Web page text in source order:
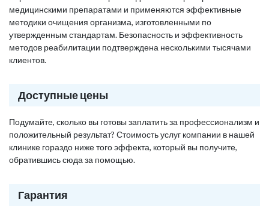
медицинскими препаратами и применяются эффективные
методики очищения организма, изготовленными по
утвержденным стандартам. Безопасность и эффективность
методов реабилитации подтверждена несколькими тысячами
клиентов.
Доступные цены
Подумайте, сколько вы готовы заплатить за профессионализм и
положительный результат? Стоимость услуг компании в нашей
клинике гораздо ниже того эффекта, который вы получите,
обратившись сюда за помощью.
Гарантия